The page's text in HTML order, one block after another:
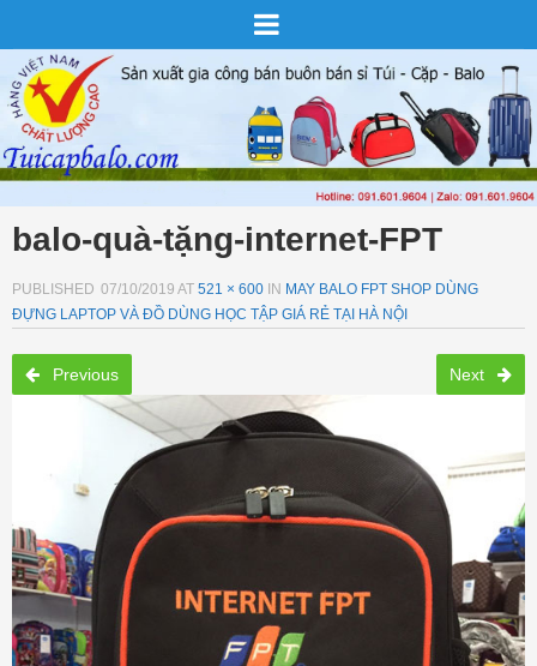
balo-quà-tặng-internet-FPT
PUBLISHED 07/10/2019 AT 521 × 600 IN MAY BALO FPT SHOP DÙNG
ĐỰNG LAPTOP VÀ ĐỒ DÙNG HỌC TẬP GIÁ RẺ TẠI HÀ NỘI
Previous Next